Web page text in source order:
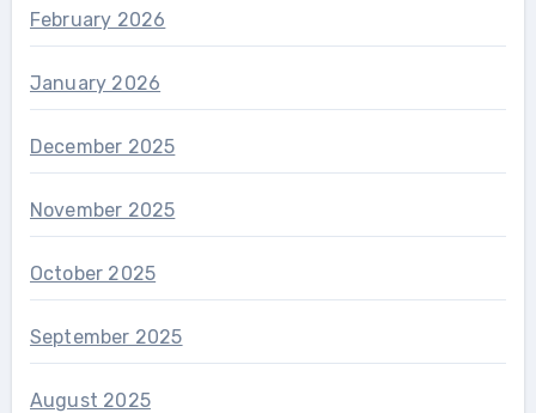
February 2026
January 2026
December 2025
November 2025
October 2025
September 2025
August 2025